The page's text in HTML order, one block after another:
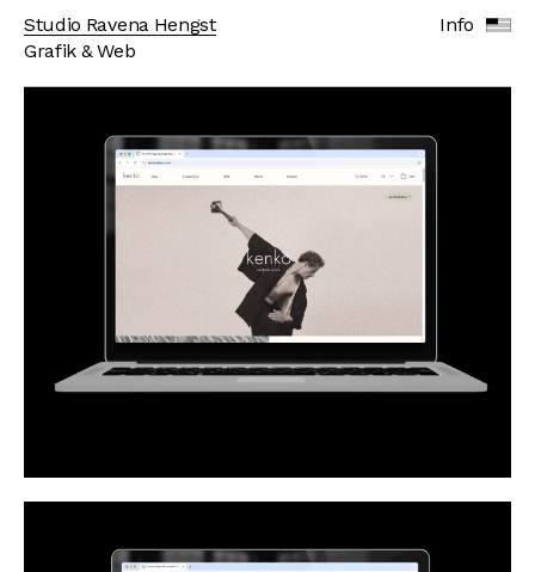
Studio Ravena Hengst
Grafik & Web
Info